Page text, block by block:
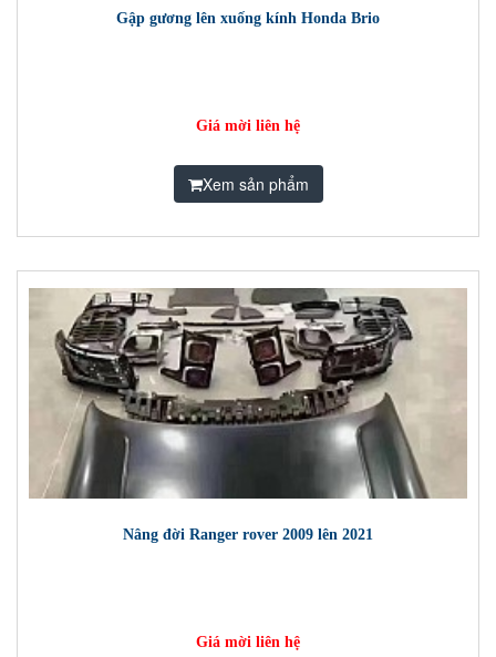
Gập gương lên xuống kính Honda Brio
Giá mời liên hệ
Xem sản phẩm
Nâng đời Ranger rover 2009 lên 2021
Giá mời liên hệ